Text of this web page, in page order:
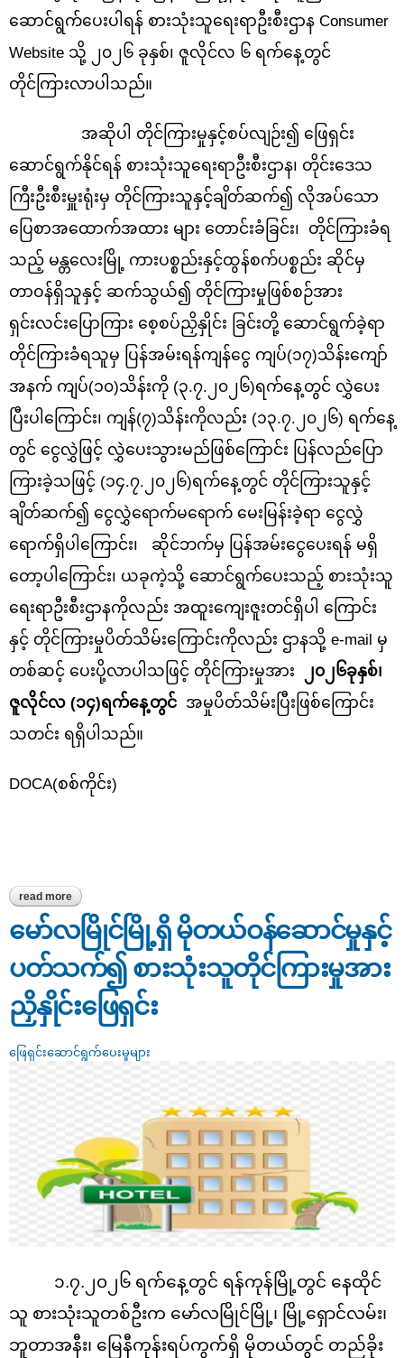
ဆောင်ရွက်ပေးပါရန် စားသုံးသူရေးရာဦးစီးဌာန Consumer
Website သို့ ၂၀၂၆ ခုနှစ်၊ ဇူလိုင်လ ၆ ရက်နေ့တွင်
တိုင်ကြားလာပါသည်။
အဆိုပါ တိုင်ကြားမှုနှင့်စပ်လျဉ်း၍ ဖြေရှင်း
ဆောင်ရွက်နိုင်ရန် စားသုံးသူရေးရာဦးစီးဌာန၊ တိုင်းဒေသ
ကြီးဦးစီးမှူးရုံးမှ တိုင်ကြားသူနှင့်ချိတ်ဆက်၍ လိုအပ်သော
ပြေစာအထောက်အထား များ တောင်းခံခြင်း၊ တိုင်ကြားခံရ
သည့် မန္တလေးမြို့ ကားပစ္စည်းနှင့်ထွန်စက်ပစ္စည်း ဆိုင်မှ
တာဝန်ရှိသူနှင့် ဆက်သွယ်၍ တိုင်ကြားမှုဖြစ်စဉ်အား
ရှင်းလင်းပြောကြား စေ့စပ်ညှိနှိုင်း ခြင်းတို့ ဆောင်ရွက်ခဲ့ရာ
တိုင်ကြားခံရသူမှ ပြန်အမ်းရန်ကျန်ငွေ ကျပ်(၁၇)သိန်းကျော်
အနက် ကျပ်(၁၀)သိန်းကို (၃.၇.၂၀၂၆)ရက်နေ့တွင် လွှဲပေး
ပြီးပါကြောင်း၊ ကျန်(၇)သိန်းကိုလည်း (၁၃.၇.၂၀၂၆) ရက်နေ့
တွင် ငွေလွှဲဖြင့် လွှဲပေးသွားမည်ဖြစ်ကြောင်း ပြန်လည်ပြော
ကြားခဲ့သဖြင့် (၁၄.၇.၂၀၂၆)ရက်နေ့တွင် တိုင်ကြားသူနှင့်
ချိတ်ဆက်၍ ငွေလွှဲရောက်မရောက် မေးမြန်းခဲ့ရာ ငွေလွှဲ
ရောက်ရှိပါကြောင်း၊ ဆိုင်ဘက်မှ ပြန်အမ်းငွေပေးရန် မရှိ
တော့ပါကြောင်း၊ ယခုကဲ့သို့ ဆောင်ရွက်ပေးသည့် စားသုံးသူ
ရေးရာဦးစီးဌာနကိုလည်း အထူးကျေးဇူးတင်ရှိပါ ကြောင်း
နှင့် တိုင်ကြားမှုပိတ်သိမ်းကြောင်းကိုလည်း ဌာနသို့ e-mail မှ
တစ်ဆင့် ပေးပို့လာပါသဖြင့် တိုင်ကြားမှုအား
၂၀၂၆ခုနှစ်၊
ဇူလိုင်လ (၁၄)ရက်နေ့တွင် အမှုပိတ်သိမ်းပြီးဖြစ်ကြောင်း
သတင်း ရရှိပါသည်။
DOCA(စစ်ကိုင်း)
read more about စစ်ကိုင်းတိုင်းဒေသကြီးတွင် တိုင်ကြားမှုနှင့် ပတ်သက်၍ ဖြေရှင်း
ဆောင်ရွက်ပေးမှုအခြေအနေ
မော်လမြိုင်မြို့ရှိ မိုတယ်ဝန်ဆောင်မှုနှင့်
ပတ်သက်၍ စားသုံးသူတိုင်ကြားမှုအား
ညှိနှိုင်းဖြေရှင်း
ဖြေရှင်းဆောင်ရွက်ပေးမှုများ
၁.၇.၂၀၂၆ ရက်နေ့တွင် ရန်ကုန်မြို့တွင် နေထိုင်
သူ စားသုံးသူတစ်ဦးက မော်လမြိုင်မြို့၊ မြို့ရှောင်လမ်း၊
ဘူတာအနီး၊ မြေနီကုန်းရပ်ကွက်ရှိ မိုတယ်တွင် တည်ခိုး